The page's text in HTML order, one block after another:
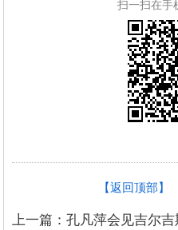
扫一扫在手
【返回顶部】
上一篇：孔凡萍会见吉尔